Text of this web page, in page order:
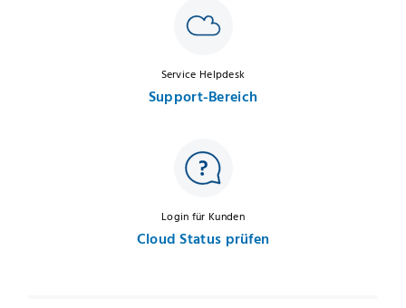
Service Helpdesk
Support-Bereich
Login für Kunden
Cloud Status prüfen